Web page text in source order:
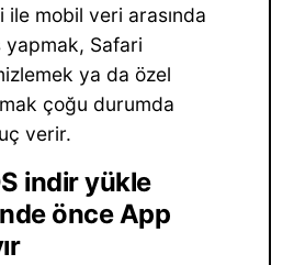
ile mobil veri arasında
yapmak, Safari
ya da özel
çoğu durumda
verir.
indir yükle
önce App